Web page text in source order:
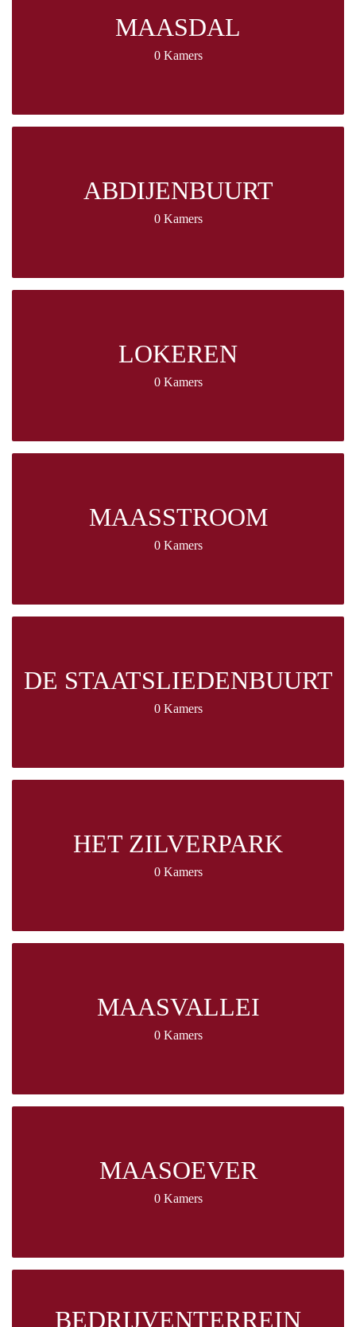
MAASDAL
0 Kamers
ABDIJENBUURT
0 Kamers
LOKEREN
0 Kamers
MAASSTROOM
0 Kamers
DE STAATSLIEDENBUURT
0 Kamers
HET ZILVERPARK
0 Kamers
MAASVALLEI
0 Kamers
MAASOEVER
0 Kamers
BEDRIJVENTERREIN